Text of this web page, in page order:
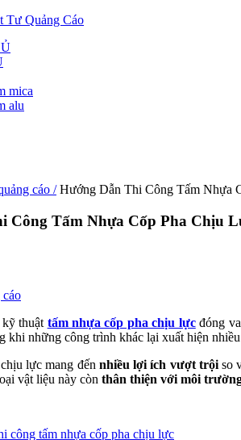
Tư Quảng Cáo
mica
alu
cáo / Hướng Dẫn Thi Công Tấm Nhựa
Công Tấm Nhựa Cốp Pha Chịu
thuật tấm nhựa cốp pha chịu lựcđóng
khi những công trình khác lại xuất hiện
lực mang đến nhiều lợi ích vượt trộiso
vật liệu này còn thân thiện với môi
công tấm nhựa cốp pha chịu lực